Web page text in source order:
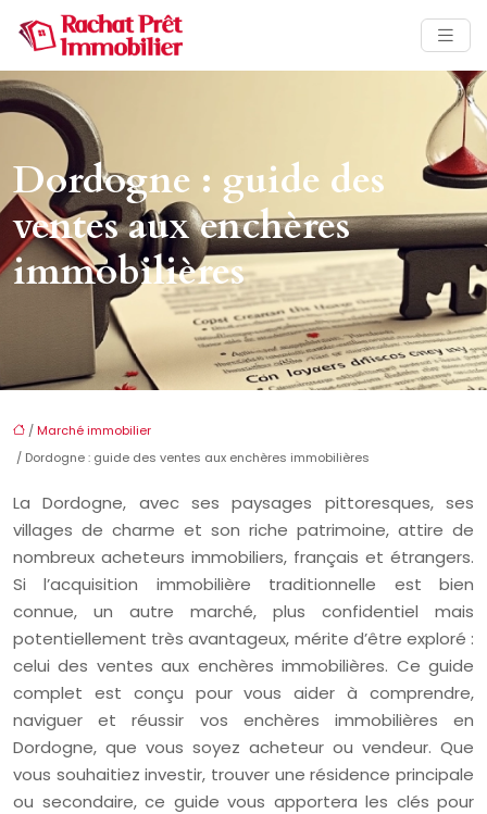
Dordogne : guide des
ventes aux enchères
immobilières
/ Marché immobilier
/ Dordogne : guide des ventes aux enchères immobilières
La Dordogne, avec ses paysages pittoresques, ses
villages de charme et son riche patrimoine, attire de
nombreux acheteurs immobiliers, français et étrangers.
Si l’acquisition immobilière traditionnelle est bien
connue, un autre marché, plus confidentiel mais
potentiellement très avantageux, mérite d’être exploré :
celui des ventes aux enchères immobilières. Ce guide
complet est conçu pour vous aider à comprendre,
naviguer et réussir vos enchères immobilières en
Dordogne, que vous soyez acheteur ou vendeur. Que
vous souhaitiez investir, trouver une résidence principale
ou secondaire, ce guide vous apportera les clés pour